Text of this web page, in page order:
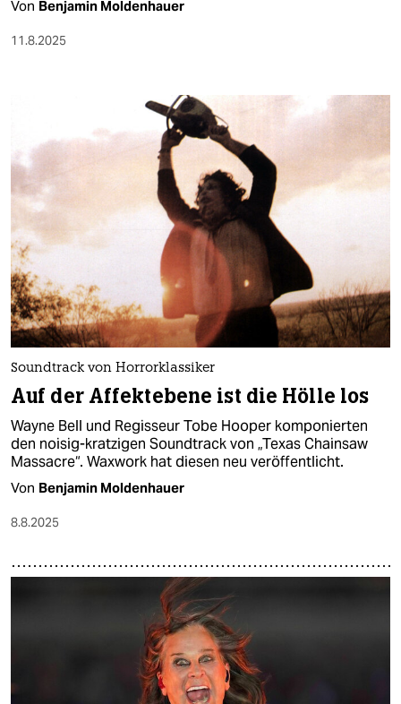
Von Benjamin Moldenhauer
11.8.2025
Soundtrack von Horrorklassiker
Auf der Affektebene ist die Hölle los
Wayne Bell und Regisseur Tobe Hooper komponierten
den noisig-kratzigen Soundtrack von „Texas Chainsaw
Massacre“. Waxwork hat diesen neu veröffentlicht.
Von Benjamin Moldenhauer
8.8.2025